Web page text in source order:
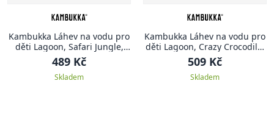
Kambukka Láhev na vodu pro
děti Lagoon, Safari Jungle,
400 ml
489 Kč
Skladem
Kambukka Láhev na vodu pro
děti Lagoon, Crazy Crocodile,
400 ml
509 Kč
Skladem